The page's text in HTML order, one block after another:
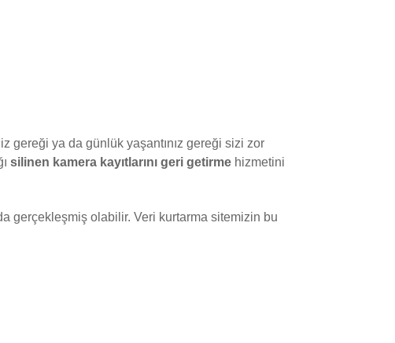
gereği ya da günlük yaşantınız gereği sizi zor
silinen kamera kayıtlarını geri getirme hizmetini
gerçekleşmiş olabilir. Veri kurtarma sitemizin bu